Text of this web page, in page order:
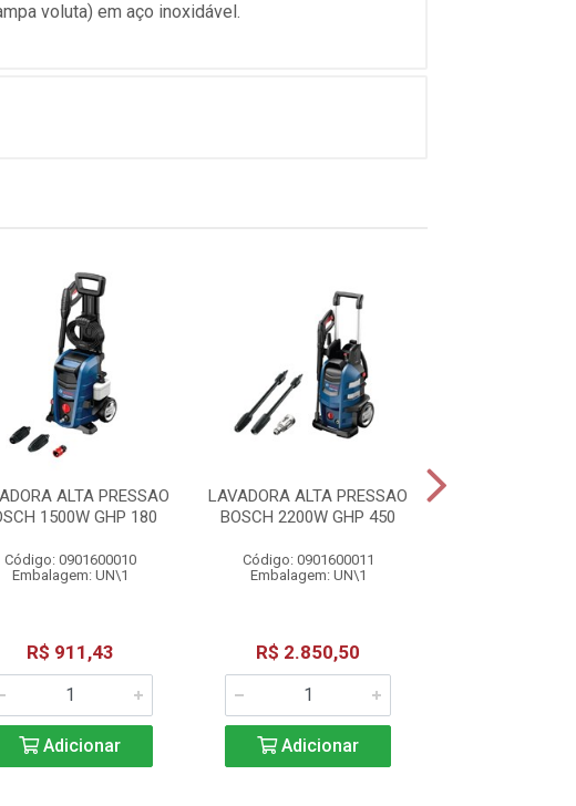
voluta) em aço inoxidável.
ALTA PRESSAO
1500W GHP 180
Código: 0901600010
Embalagem: UN\1
R$ 911,43
Adicionar
LAVADORA ALTA PRESSAO
BOSCH 2200W GHP 450
Código: 0901600011
Embalagem: UN\1
R$ 2.850,50
Adicionar